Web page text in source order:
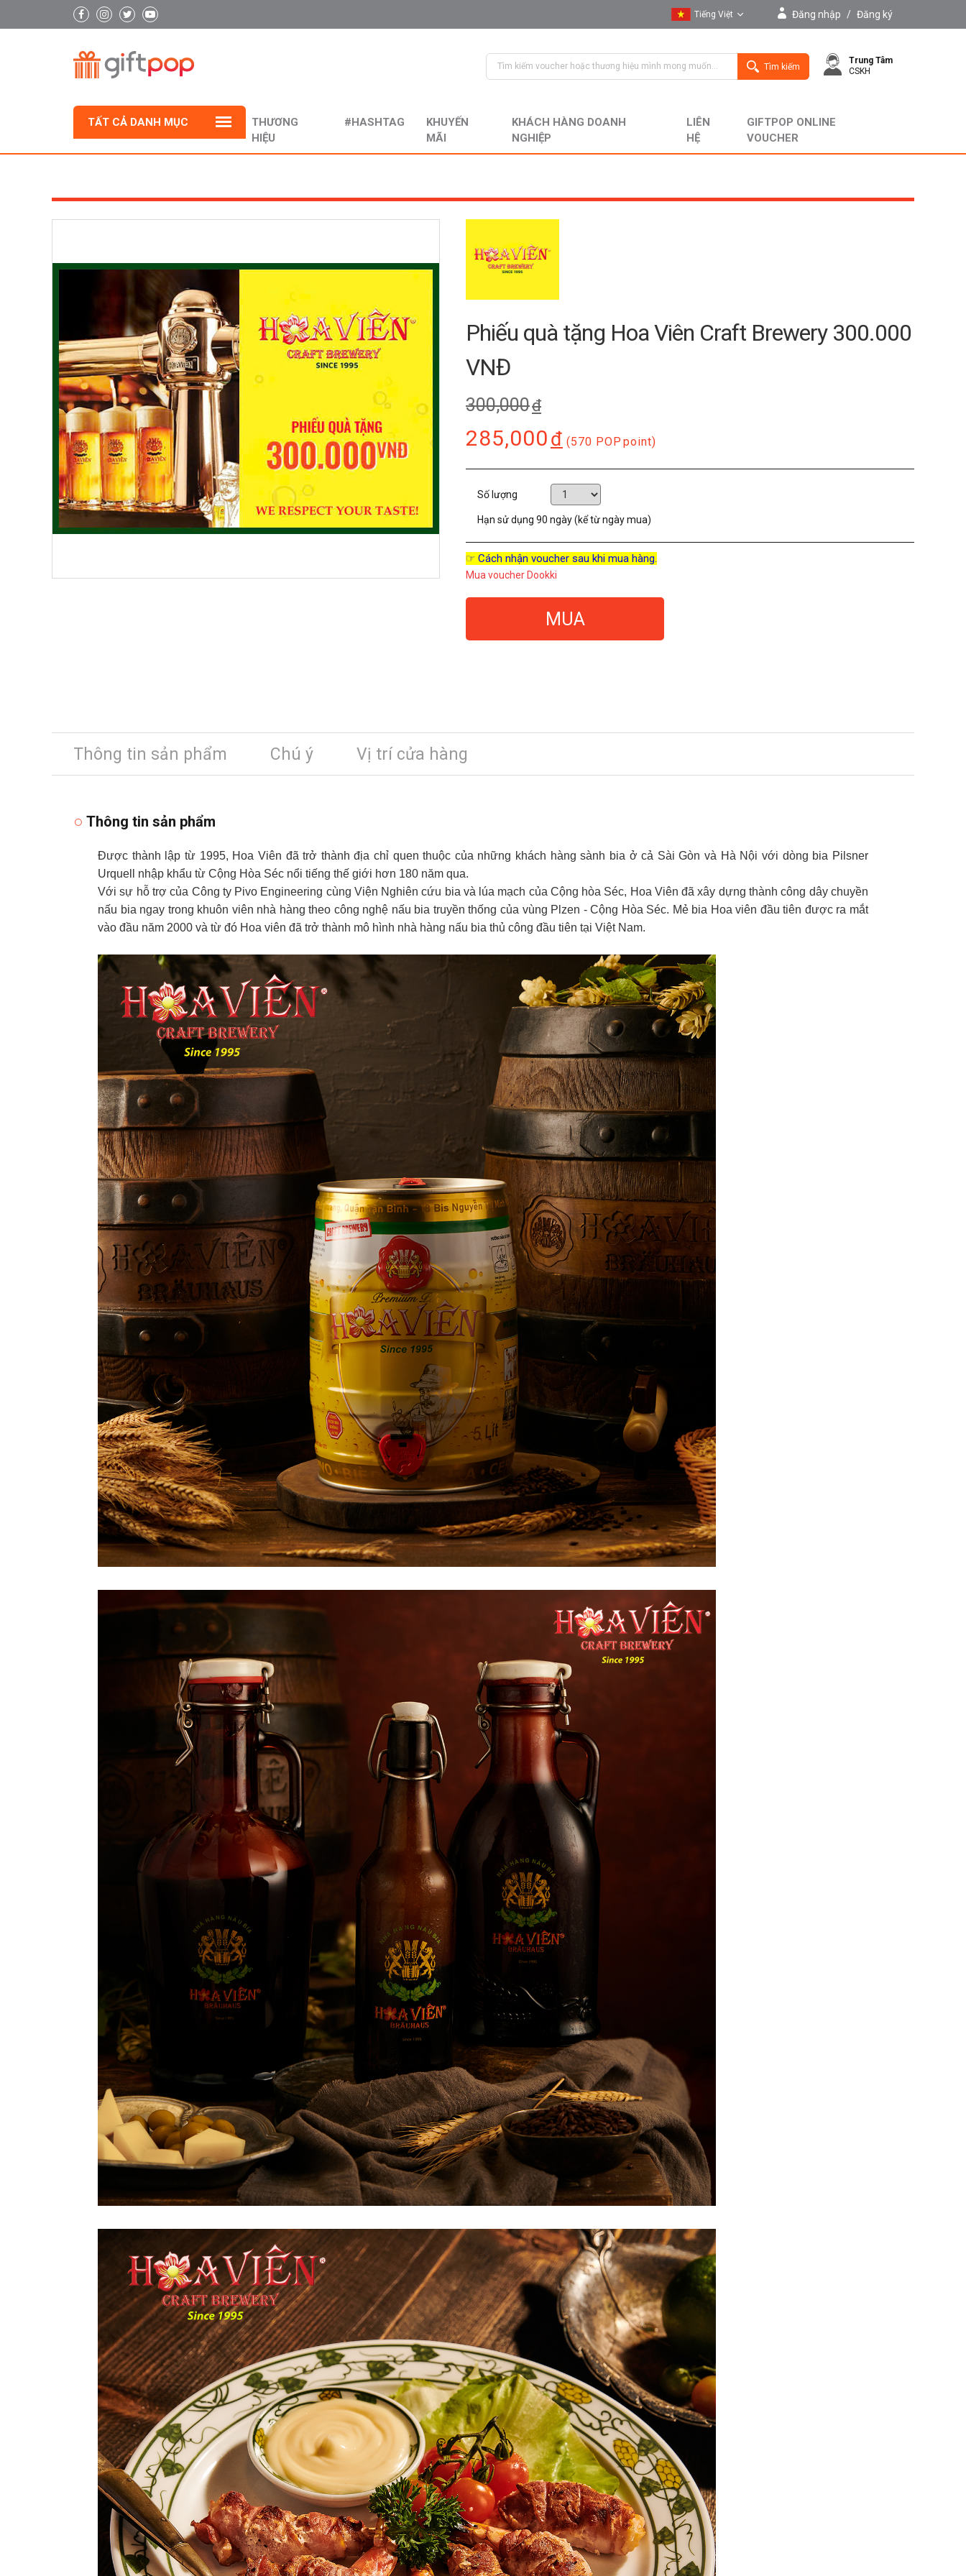
Tiếng Việt
English
Đăng nhập / Đăng ký
Tìm kiếm
Trung Tâm
CSKH
TẤT CẢ DANH MỤC
THƯƠNG
HIỆU
#HASHTAG
KHUYẾN
MÃI
KHÁCH HÀNG DOANH
NGHIỆP
LIÊN
HỆ
GIFTPOP ONLINE
VOUCHER
Phiếu quà tặng Hoa Viên Craft Brewery 300.000
VNĐ
300,000đ
285,000đ (570 POP point)
Số lượng
Hạn sử dụng 90 ngày (kể từ ngày mua)
☞ Cách nhận voucher sau khi mua hàng.
Mua voucher Dookki
MUA
Thông tin sản phẩm Chú ý Vị trí cửa hàng
Thông tin sản phẩm
Được thành lập từ 1995, Hoa Viên đã trở thành địa chỉ quen thuộc của những khách hàng sành bia ở cả Sài Gòn và Hà Nội với dòng bia Pilsner
Urquell nhập khẩu từ Cộng Hòa Séc nổi tiếng thế giới hơn 180 năm qua.
Với sự hỗ trợ của Công ty Pivo Engineering cùng Viện Nghiên cứu bia và lúa mạch của Cộng hòa Séc, Hoa Viên đã xây dựng thành công dây chuyền
nấu bia ngay trong khuôn viên nhà hàng theo công nghệ nấu bia truyền thống của vùng Plzen - Cộng Hòa Séc. Mẻ bia Hoa viên đầu tiên được ra mắt
vào đầu năm 2000 và từ đó Hoa viên đã trở thành mô hình nhà hàng nấu bia thủ công đầu tiên tại Việt Nam.